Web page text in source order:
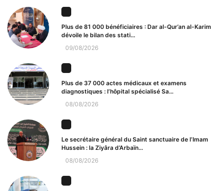
Plus de 81 000 bénéficiaires : Dar al-Qur’an al-Karim
dévoile le bilan des stati...
09/08/2026
Plus de 37 000 actes médicaux et examens
diagnostiques : l’hôpital spécialisé Sa...
08/08/2026
Le secrétaire général du Saint sanctuaire de l’Imam
Hussein : la Ziyâra d’Arbaïn...
08/08/2026